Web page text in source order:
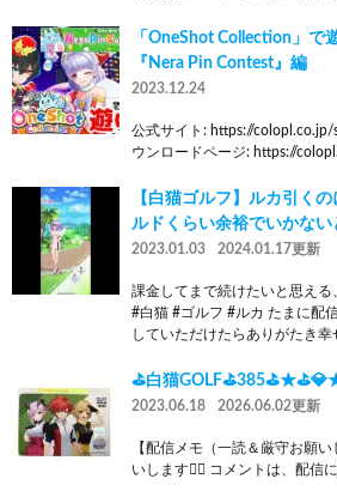
「OneShot Collection」で
『Nera Pin Contest』編
2023.12.24
公式サイト: https://
ウンロードページ: https://
【白猫ゴルフ】ルカ引く
ルドくらい余裕でいかな
2023.01.03 2024.01.17更新
課金してまで続けたいと思え
#白猫 #ゴルフ #ルカ たまに配
していただけたらありがたき幸
⛳白猫
2023.06.18 2026.06.02更新
【配信メモ（一読＆厳守お願
いします🙇‍♂️ コメントは、配信